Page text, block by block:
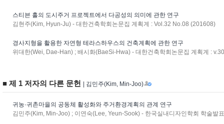
스티븐 홀의 도시주거 프로젝트에서 다공성의 의미에 관한 연구
김현주(Kim, Hyun-Ju) - 대한건축학회논문집 계획계 : Vol.32 No.08 (201608)
경사지형을 활용한 자연형 테라스하우스의 건축계획에 관한 연구
위대한(Wei, Dae-Han) ; 배시화(BaeSi-Hwa) - 대한건축학회논문집 계획계 :
■ 제 1 저자의 다른 문헌 | 김민주(Kim, Min-Joo)
귀농·귀촌마을의 공동체 활성화와 주거환경계획의 관계 연구
김민주(Kim, Min-Joo) ; 이연숙(Lee, Yeun-Sook) - 한국실내디자인학회 학술발